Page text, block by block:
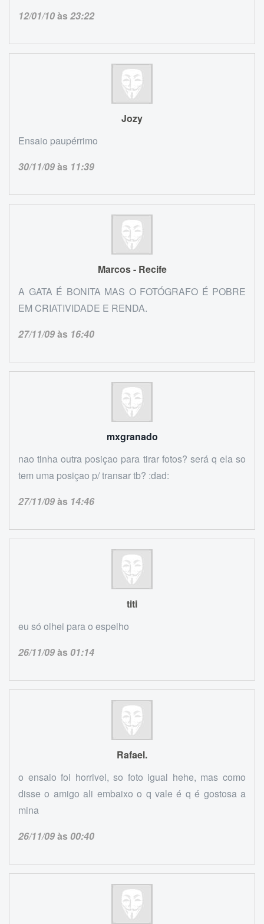
12/01/10às23:22
Jozy
Ensaio paupérrimo
30/11/09às 11:39
Marcos - Recife
A GATA É BONITA MAS O FOTÓGRAFO É POBRE
EM CRIATIVIDADE E RENDA.
27/11/09às 16:40
mxgranado
nao tinha outra posiçao para tirar fotos? será q ela so
tem uma posiçao p/ transar tb? :dad:
27/11/09às 14:46
titi
eu só olhei para o espelho
26/11/09às01:14
Rafael.
o ensaio foi horrivel, so foto igual hehe, mas como
disse o amigo ali embaixo o q vale é q é gostosa a
mina
26/11/09às00:40